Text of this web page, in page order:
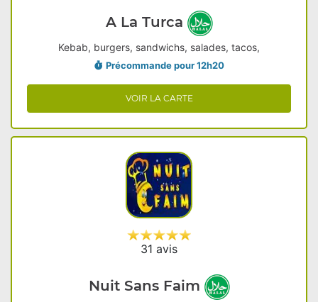
A La Turca
Kebab, burgers, sandwichs, salades, tacos,
Précommande pour 12h20
VOIR LA CARTE
31 avis
Nuit Sans Faim